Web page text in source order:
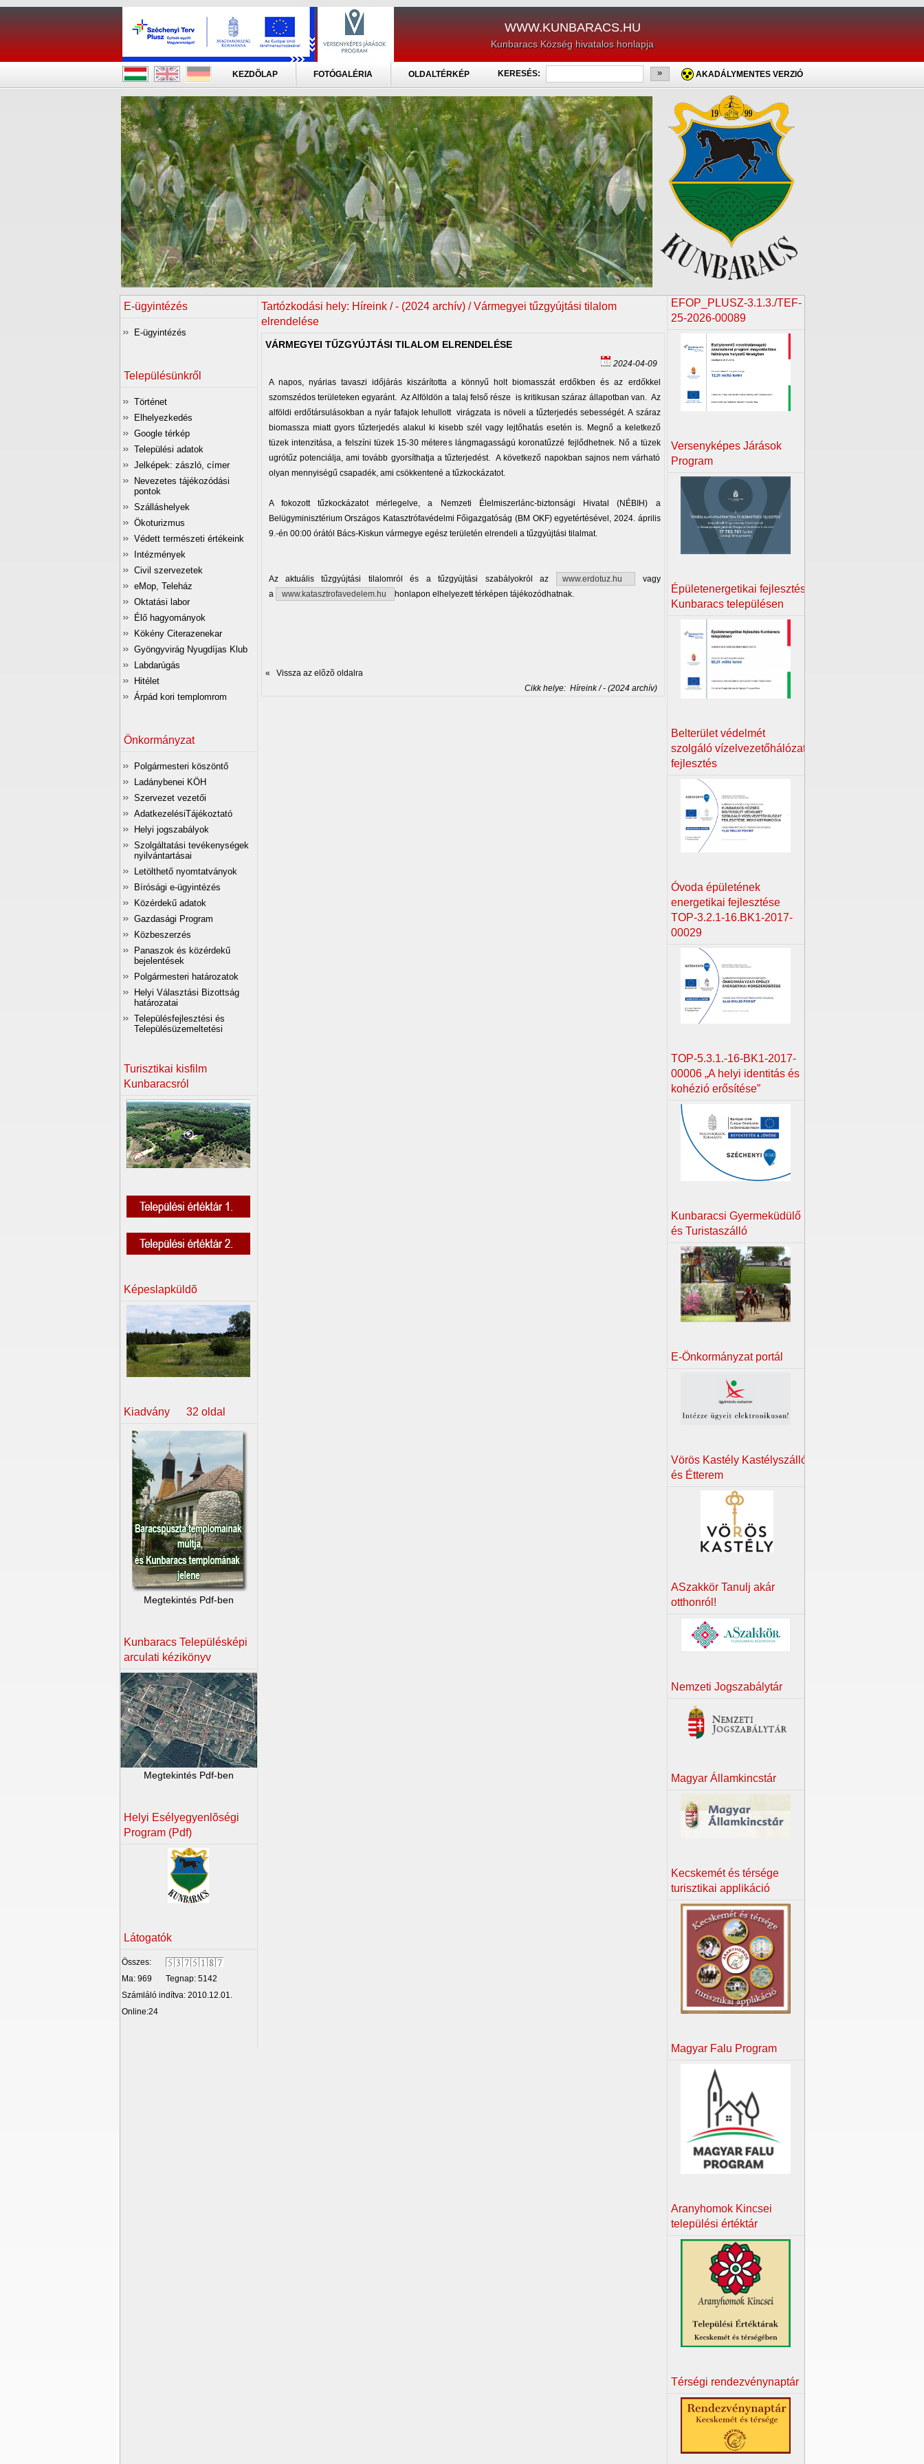
WWW.KUNBARACS.HU
Kunbaracs Község hivatalos honlapja
KEZDÕLAP FOTÓGALÉRIA OLDALTÉRKÉP KERESÉS: » AKADÁLYMENTES VERZIÓ
E-ügyintézés
E-ügyintézés
Településünkről
Történet
Elhelyezkedés
Google térkép
Települési adatok
Jelképek: zászló, címer
Nevezetes tájékozódási
pontok
Szálláshelyek
Ökoturizmus
Védett természeti értékeink
Intézmények
Civil szervezetek
eMop, Teleház
Oktatási labor
Élő hagyományok
Kökény Citerazenekar
Gyöngyvirág Nyugdíjas Klub
Labdarúgás
Hitélet
Árpád kori templomrom
Önkormányzat
Polgármesteri köszöntő
Ladánybenei KÖH
Szervezet vezetői
AdatkezelésiTájékoztató
Helyi jogszabályok
Szolgáltatási tevékenységek
nyilvántartásai
Letölthető nyomtatványok
Bírósági e-ügyintézés
Közérdekű adatok
Gazdasági Program
Közbeszerzés
Panaszok és közérdekű
bejelentések
Polgármesteri határozatok
Helyi Választási Bizottság
határozatai
Településfejlesztési és
Településüzemeltetési
Turisztikai kisfilm
Kunbaracsról
Képeslapküldõ
Kiadvány 32 oldal
Megtekintés Pdf-ben
Kunbaracs Településképi
arculati kézikönyv
Megtekintés Pdf-ben
Helyi Esélyegyenlõségi
Program (Pdf)
Látogatók
Összes:
Ma: 969
Tegnap: 5142
Számláló indítva: 2010.12.01.
Online:24
Tartózkodási hely: Híreink / - (2024 archív) / Vármegyei tűzgyújtási tilalom
elrendelése
VÁRMEGYEI TŰZGYÚJTÁSI TILALOM ELRENDELÉSE
2024-04-09
A napos, nyárias tavaszi időjárás kiszárította a könnyű holt biomasszát erdőkben és az erdőkkel
szomszédos területeken egyaránt. Az Alföldön a talaj felső része is kritikusan száraz állapotban van. Az
alföldi erdőtársulásokban a nyár fafajok lehullott virágzata is növeli a tűzterjedés sebességét. A száraz
biomassza miatt gyors tűzterjedés alakul ki kisebb szél vagy lejtőhatás esetén is. Megnő a keletkező
tüzek intenzitása, a felszíni tüzek 15-30 méteres lángmagasságú koronatűzzé fejlődhetnek. Nő a tüzek
ugrótűz potenciálja, ami tovább gyorsíthatja a tűzterjedést. A következő napokban sajnos nem várható
olyan mennyiségű csapadék, ami csökkentené a tűzkockázatot.
A fokozott tűzkockázatot mérlegelve, a Nemzeti Élelmiszerlánc-biztonsági Hivatal (NÉBIH) a
Belügyminisztérium Országos Katasztrófavédelmi Főigazgatóság (BM OKF) egyetértésével, 2024. április
9.-én 00:00 órától Bács-Kiskun vármegye egész területén elrendeli a tűzgyújtási tilalmat.
Az aktuális tűzgyújtási tilalomról és a tűzgyújtási szabályokról az www.erdotuz.hu
vagy
a
www.katasztrofavedelem.hu honlapon elhelyezett térképen tájékozódhatnak.
« Vissza az elõzõ oldalra
Cikk helye:Híreink / - (2024 archív)
EFOP_PLUSZ-3.1.3./TEF-
25-2026-00089
Versenyképes Járások
Program
Épületenergetikai fejlesztés
Kunbaracs településen
Belterület védelmét
szolgáló vízelvezetőhálózat
fejlesztés
Óvoda épületének
energetikai fejlesztése
TOP-3.2.1-16.BK1-2017-
00029
TOP-5.3.1.-16-BK1-2017-
00006 „A helyi identitás és
kohézió erősítése”
Kunbaracsi Gyermeküdülő
és Turistaszálló
E-Önkormányzat portál
Vörös Kastély Kastélyszálló
és Étterem
ASzakkör Tanulj akár
otthonról!
Nemzeti Jogszabálytár
Magyar Államkincstár
Kecskemét és térsége
turisztikai applikáció
Magyar Falu Program
Aranyhomok Kincsei
települési értéktár
Térségi rendezvénynaptár